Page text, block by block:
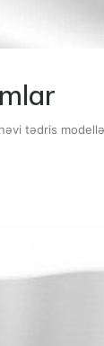
tədris